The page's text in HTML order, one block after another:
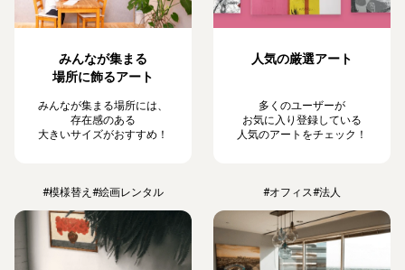
みんなが集まる
場所に飾るアート
みんなが集まる場所には、
存在感のある
大きいサイズがおすすめ！
人気の厳選アート
多くのユーザーが
お気に入り登録している
人気のアートをチェック！
#模様替え #絵画レンタル #オフィス#法人